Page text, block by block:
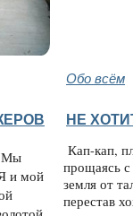
Обо всём
Мы
и мой
НЕ
Кап-кап,
прощаясь
земля от
перестав